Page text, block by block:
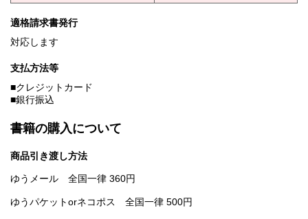
適格請求書発行
対応します
支払方法等
■クレジットカード
■銀行振込
書籍の購入について
商品引き渡し方法
ゆうメール 全国一律 360円
ゆうパケットorネコポス 全国一律 500円